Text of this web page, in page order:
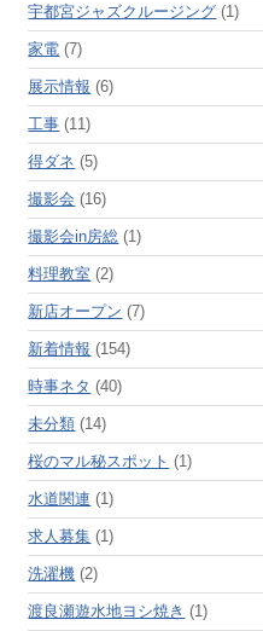
宇都宮ジャズクルージング (1)
家電 (7)
展示情報 (6)
工事 (11)
得ダネ (5)
撮影会 (16)
撮影会in房総 (1)
料理教室 (2)
新店オープン (7)
新着情報 (154)
時事ネタ (40)
未分類 (14)
桜のマル秘スポット (1)
水道関連 (1)
求人募集 (1)
洗濯機 (2)
渡良瀬遊水地ヨシ焼き (1)